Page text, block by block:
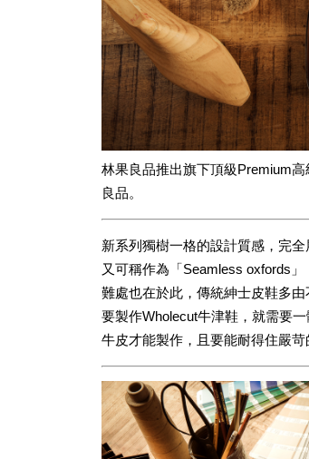
林果良品推出旗下頂級Premium
良品。
新系列獨樹一格的設計質感，完
又可稱作為「Seamless oxfords
難處也在於此，傳統紳士皮鞋多
要製作Wholecut牛津鞋，就需要
牛皮才能製作，且要能耐得住嚴